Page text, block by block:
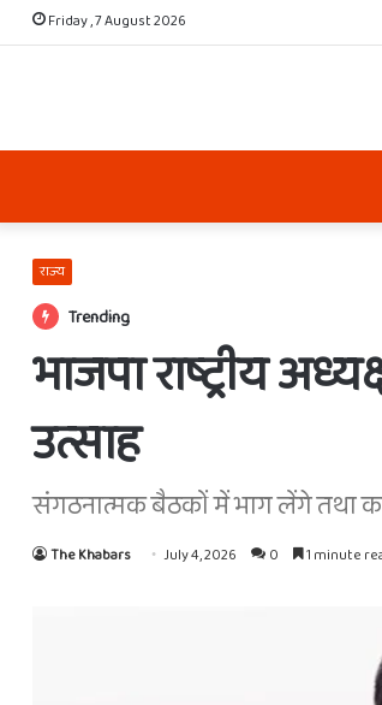
Friday , 7 August 2026
राज्य
Trending
भाजपा राष्ट्रीय
उत्साह
संगठनात्मक बैठकों में भाग लेंगे तथा
The Khabars July 4, 2026 0 1 minute